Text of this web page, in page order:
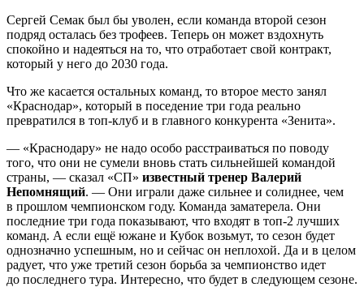
Сергей Семак был бы уволен, если команда второй сезон
подряд осталась без трофеев. Теперь он может вздохнуть
спокойно и надеяться на то, что отработает свой контракт,
который у него до 2030 года.
Что же касается остальных команд, то второе место занял
«Краснодар», который в поседение три года реально
превратился в топ-клуб и в главного конкурента «Зенита».
— «Краснодару» не надо особо расстраиваться по поводу
того, что они не сумели вновь стать сильнейшей командой
страны, — сказал «СП» известный тренер Валерий
Непомнящий. — Они играли даже сильнее и солиднее, чем
в прошлом чемпионском году. Команда заматерела. Они
последние три года показывают, что входят в топ-2 лучших
команд. А если ещё южане и Кубок возьмут, то сезон будет
однозначно успешным, но и сейчас он неплохой. Да и в целом
радует, что уже третий сезон борьба за чемпионство идет
до последнего тура. Интересно, что будет в следующем сезоне.